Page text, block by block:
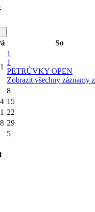
So
1
1
PETRŮVKY OPEN
Zobrazit všechny záznamy
8
15
22
29
5